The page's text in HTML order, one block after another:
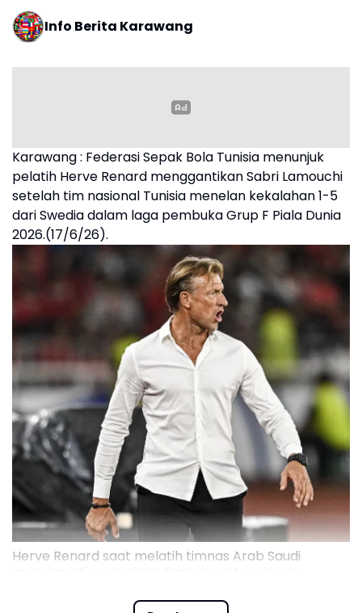
Info Berita Karawang
Karawang : Federasi Sepak Bola Tunisia menunjuk
pelatih Herve Renard menggantikan Sabri Lamouchi
setelah tim nasional Tunisia menelan kekalahan 1-5
dari Swedia dalam laga pembuka Grup F Piala Dunia
2026.(17/6/26).
Herve Renard saat melatih timnas Arab Saudi
Kualifikasi Piala Dunia 2026 Zona Asia di Stadion